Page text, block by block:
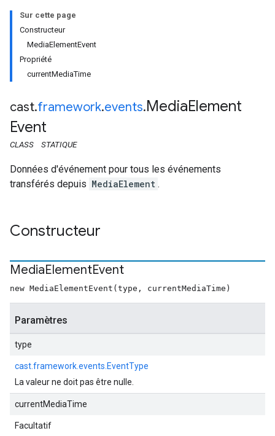
Sur cette page
Constructeur
MediaElementEvent
Propriété
currentMediaTime
cast.framework.events.MediaElement
Event
CLASS STATIQUE
Données d'événement pour tous les événements
transférés depuis MediaElement .
Constructeur
MediaElementEvent
new MediaElementEvent(type, currentMediaTime)
Paramètres
type
cast.framework.events.EventType
La valeur ne doit pas être nulle.
currentMediaTime
Facultatif